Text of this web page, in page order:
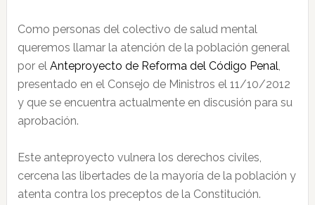
Como personas del colectivo de salud mental
queremos llamar la atención de la población general
por el Anteproyecto de Reforma del Código Penal,
presentado en el Consejo de Ministros el 11/10/2012
y que se encuentra actualmente en discusión para su
aprobación.
Este anteproyecto vulnera los derechos civiles,
cercena las libertades de la mayoría de la población y
atenta contra los preceptos de la Constitución.